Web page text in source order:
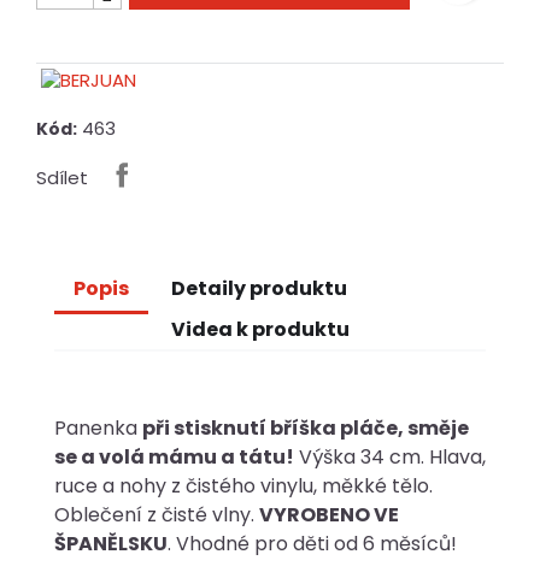
Kód: 463
Sdílet
Popis
Detaily produktu
Videa k produktu
Panenka při stisknutí bříška pláče, směje
se a volá mámu a tátu! Výška 34 cm. Hlava,
ruce a nohy z čistého vinylu, měkké tělo.
Oblečení z čisté vlny. VYROBENO VE
ŠPANĚLSKU. Vhodné pro děti od 6 měsíců!